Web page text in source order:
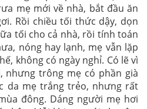
mẹ mới về nhà, bắt đầu ăn
Rồi chiều tối thức dậy, dọn
tối cho cả nhà, rồi tính toán
nóng hay lạnh, mẹ vẫn lặp
không có ngày nghỉ. Có lẽ vì
nhưng trông mẹ có phần già
da mẹ trắng trẻo, nhưng rất
đông. Dáng người mẹ hơi